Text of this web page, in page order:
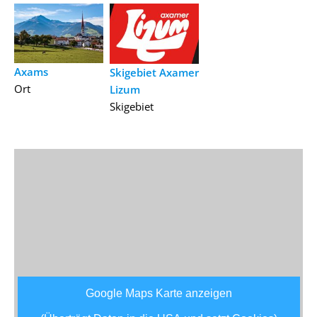
Axams
Ort
Skigebiet Axamer
Lizum
Skigebiet
Google Maps Karte anzeigen